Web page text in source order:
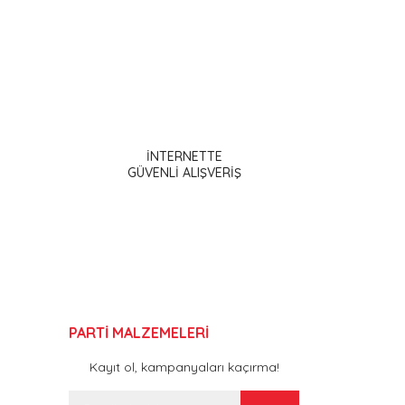
İNTERNETTE
GÜVENLİ ALIŞVERİŞ
PARTİ MALZEMELERİ
Kayıt ol, kampanyaları kaçırma!